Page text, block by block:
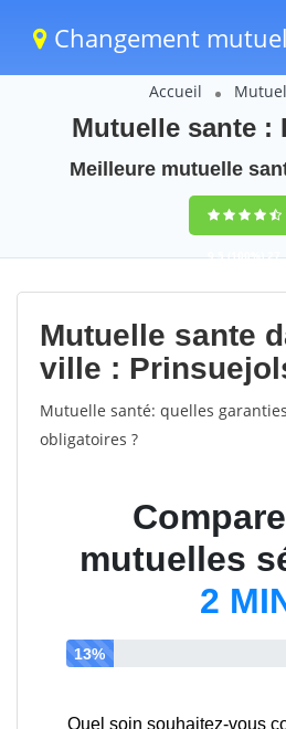
Changement
Accueil
Mutuelle sante :
Meilleure mutuelle
9,5(100%)27
votes
Mutuelle sante
ville :
Mutuelle santé: quelles
obligatoires ?